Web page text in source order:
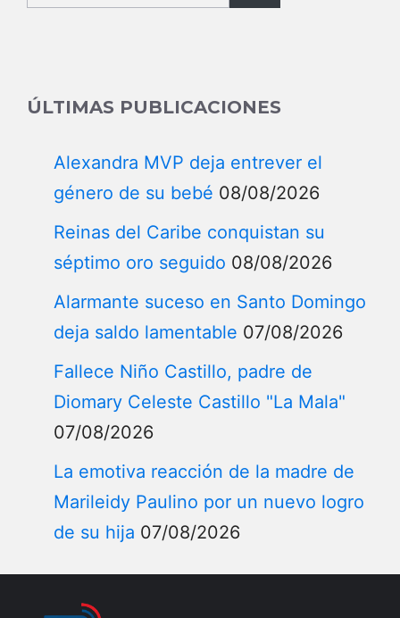
for:
ÚLTIMAS PUBLICACIONES
Alexandra MVP deja entrever el
género de su bebé 08/08/2026
Reinas del Caribe conquistan su
séptimo oro seguido 08/08/2026
Alarmante suceso en Santo Domingo
deja saldo lamentable 07/08/2026
Fallece Niño Castillo, padre de
Diomary Celeste Castillo "La Mala"
07/08/2026
La emotiva reacción de la madre de
Marileidy Paulino por un nuevo logro
de su hija 07/08/2026